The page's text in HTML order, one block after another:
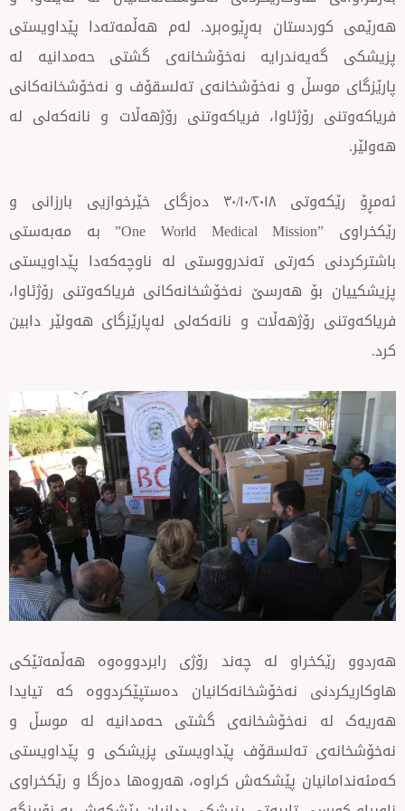
بەڕێوەبرد. لەم هەڵمەتەدا پێداویستی
نەخۆشخانەی گشتی حەمدانیە لە
و نەخۆشخانەی تەلسقۆف و نەخۆشخانەکانی
فریاکەوتنی رۆژهەڵات و نانەکەلی لە
ئەمڕۆ رێکەوتی ٣٠/١٠/٢٠١٨ دەزگای خێرخوازیی بارزانی و
رێکخراوی ”One World Medical Mission” بە مەبەستی
کەرتی تەندرووستی لە ناوچەکەدا پێداویستی
هەرسێ نەخۆشخانەکانی فریاکەوتنی رۆژئاوا،
و نانەکەلی لەپارێزگای هەولێر دابین
لە چەند رۆژی رابردووەوە هەڵمەتێکی
نەخۆشخانەکانیان دەستپێکردووە کە تیایدا
گشتی حەمدانیە لە موسڵ و
تەلسقۆف پێداویستی پزیشكی و پێداویستی
پێشکەش کراوە، هەروەها دەزگا و رێکخراوی